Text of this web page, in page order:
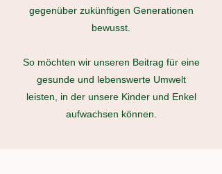
gegenüber zukünftigen Generationen
bewusst.
So möchten wir unseren Beitrag für eine
gesunde und lebenswerte Umwelt
leisten, in der unsere Kinder und Enkel
aufwachsen können.